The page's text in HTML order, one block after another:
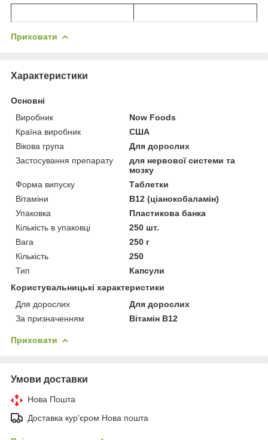
Приховати
Характеристики
Основні
Виробник
Now Foods
Країна виробник
США
Вікова група
Для дорослих
Застосування препарату
для нервової системи та
мозку
Форма випуску
Таблетки
Вітаміни
В12 (ціанокобаламін)
Упаковка
Пластикова банка
Кількість в упаковці
250 шт.
Вага
250 г
Кількість
250
Тип
Капсули
Користувальницькі характеристики
Для дорослих
Для дорослих
За призначенням
Вітамін В12
Приховати
Умови доставки
Нова Пошта
Доставка кур'єром Нова пошта